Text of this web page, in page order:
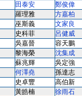
田泰安 鄭俊偉
羅理雅 方嘉柏
巫斯義 文家良
史科菲 呂健威
吳嘉晉 容天鵬
黎海榮 沈集成
蘇兆輝 吳定強
何澤堯 孫達志
史卓豐 高伯新
黃皓楠 徐雨石